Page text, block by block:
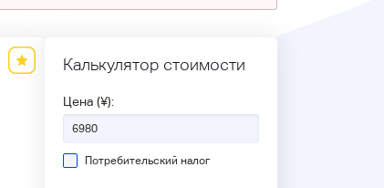
Калькулятор стоимости
Цена (¥):
Потребительский налог